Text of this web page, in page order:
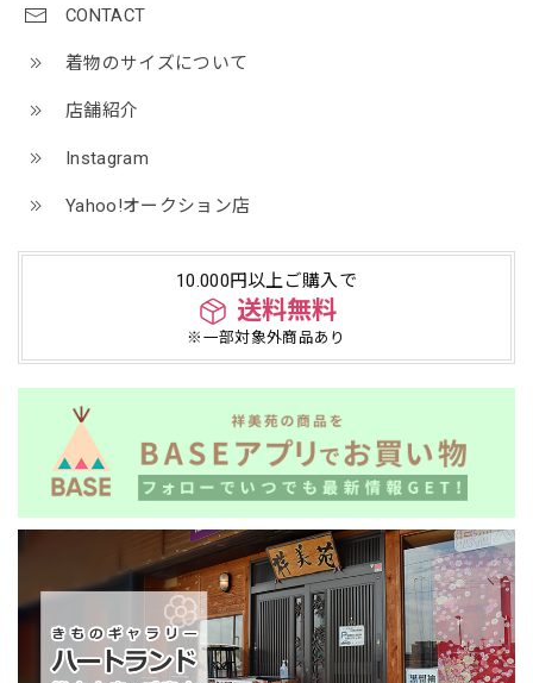
CONTACT
着物のサイズについて
店舗紹介
Instagram
Yahoo!オークション店
10.000円以上ご購入で
送料無料
※一部対象外商品あり